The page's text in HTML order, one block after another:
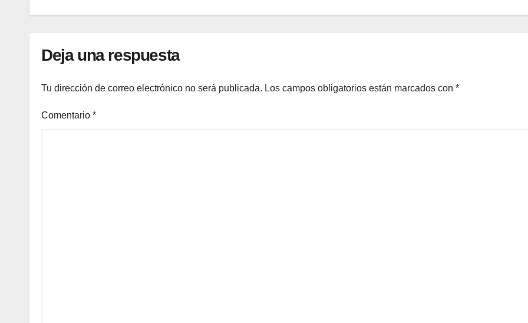
Deja una respuesta
Tu dirección de correo electrónico no será publicada. Los campos obligatorios están marcados con *
Comentario *